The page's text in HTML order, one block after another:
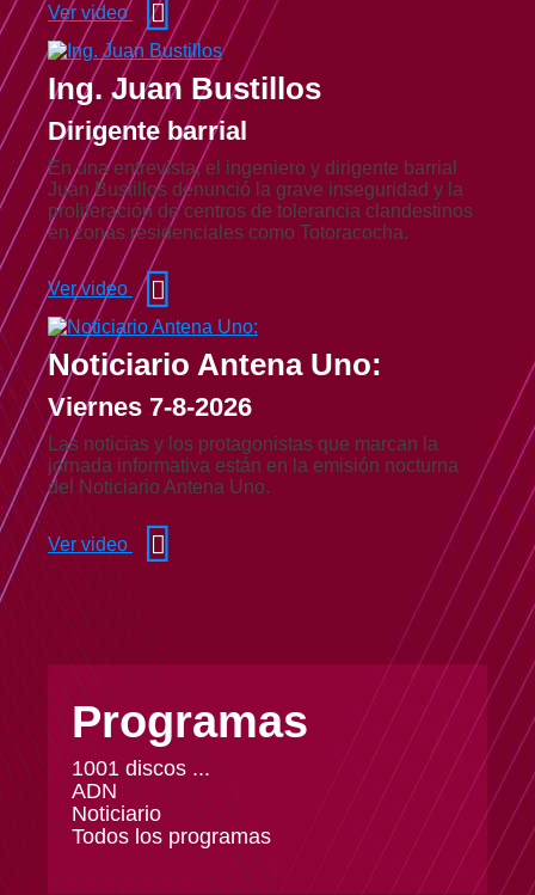
Programas
1001 discos ...
ADN
Noticiario
Todos los programas
Ver video
Ing. Juan Bustillos
Dirigente barrial
En una entrevista, el ingeniero y dirigente barrial
Juan Bustillos denunció la grave inseguridad y la
proliferación de centros de tolerancia clandestinos
en zonas residenciales como Totoracocha.
Ver video
Noticiario Antena Uno:
Viernes 7-8-2026
Las noticias y los protagonistas que marcan la
jornada informativa están en la emisión nocturna
del Noticiario Antena Uno.
Ver video